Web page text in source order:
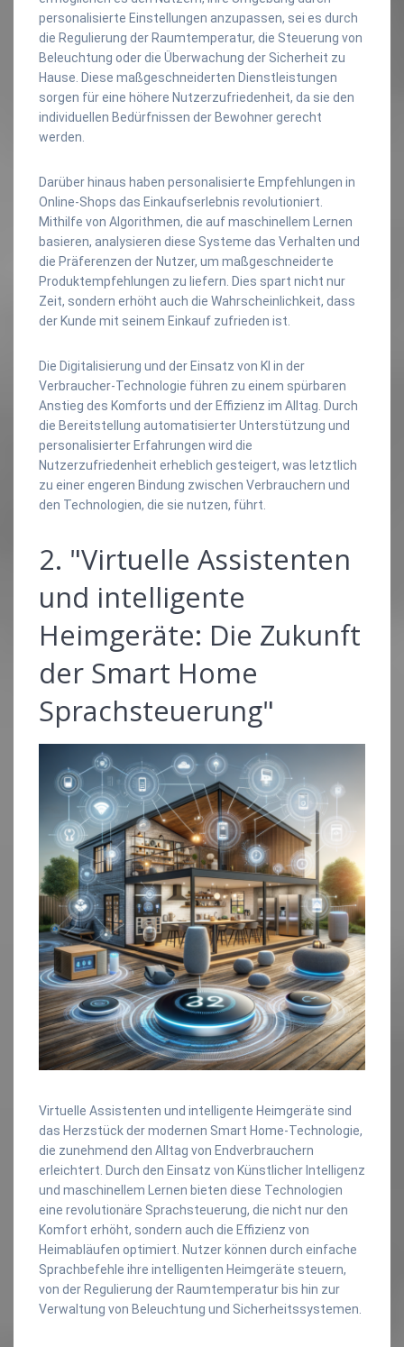
personalisierte Einstellungen anzupassen, sei es durch
die Regulierung der Raumtemperatur, die Steuerung von
Beleuchtung oder die Überwachung der Sicherheit zu
Hause. Diese maßgeschneiderten Dienstleistungen
sorgen für eine höhere Nutzerzufriedenheit, da sie den
individuellen Bedürfnissen der Bewohner gerecht
werden.
Darüber hinaus haben personalisierte Empfehlungen in
Online-Shops das Einkaufserlebnis revolutioniert.
Mithilfe von Algorithmen, die auf maschinellem Lernen
basieren, analysieren diese Systeme das Verhalten und
die Präferenzen der Nutzer, um maßgeschneiderte
Produktempfehlungen zu liefern. Dies spart nicht nur
Zeit, sondern erhöht auch die Wahrscheinlichkeit, dass
der Kunde mit seinem Einkauf zufrieden ist.
Die Digitalisierung und der Einsatz von KI in der
Verbraucher-Technologie führen zu einem spürbaren
Anstieg des Komforts und der Effizienz im Alltag. Durch
die Bereitstellung automatisierter Unterstützung und
personalisierter Erfahrungen wird die
Nutzerzufriedenheit erheblich gesteigert, was letztlich
zu einer engeren Bindung zwischen Verbrauchern und
den Technologien, die sie nutzen, führt.
2. "Virtuelle Assistenten
und intelligente
Heimgeräte: Die Zukunft
der Smart Home
Sprachsteuerung"
Virtuelle Assistenten und intelligente Heimgeräte sind
das Herzstück der modernen Smart Home-Technologie,
die zunehmend den Alltag von Endverbrauchern
erleichtert. Durch den Einsatz von Künstlicher Intelligenz
und maschinellem Lernen bieten diese Technologien
eine revolutionäre Sprachsteuerung, die nicht nur den
Komfort erhöht, sondern auch die Effizienz von
Heimabläufen optimiert. Nutzer können durch einfache
Sprachbefehle ihre intelligenten Heimgeräte steuern,
von der Regulierung der Raumtemperatur bis hin zur
Verwaltung von Beleuchtung und Sicherheitssystemen.